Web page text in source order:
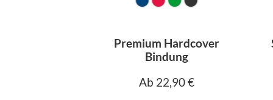
Premium Hardcover
Bindung
Ab 22,90 €